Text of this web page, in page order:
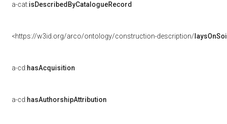
a-cat:isDescribedByCatalogueRecord
<https://w3id.org/arco/ontology/construction-description/ laysOnSoil
a-cd:hasAcquisition
a-cd:hasAuthorshipAttribution